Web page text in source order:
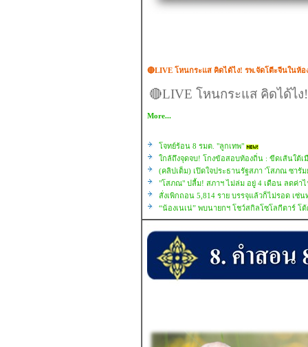
🔴LIVE โหนกระแส คิดได้ไง! รพ.จัดโตีะจีนในห้อ
🔴LIVE โหนกระแส คิดได้ไ
More...
โจทย์ร้อน 8 รมต. "ลูกเทพ"
ใกล้ถึงจุดจบ! โกงข้อสอบท้องถิ่น : ขีดเส้นใต้เ
(คลิปเต็ม) เปิดใจประธานรัฐสภา 'โสภณ ซารัม
"โสภณ" ปลื้ม! สภาฯ ไม่ล่ม อยู่ 4 เดือน ลดค่า
สั่งเพิกถอน 5,814 ราย บรรจุแล้วก็ไม่รอด เซ่
“น้องเนเน่” พบนายกฯ โชว์สกิลโซโลกีตาร์ โ